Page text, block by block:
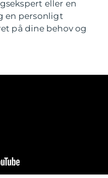
eller en
en personligt
på dine behov og